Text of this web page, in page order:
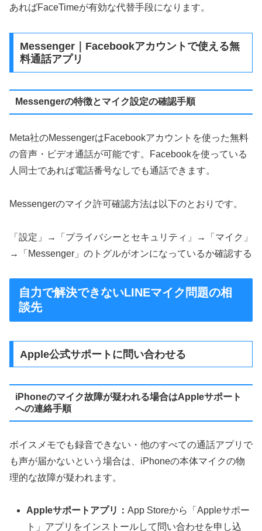
あればFaceTimeが有効な代替手段になります。
Messenger｜Facebookアカウントで使える無
料通話アプリ
Messengerの特徴とマイク設定の確認手順
Meta社のMessengerはFacebookアカウントを使った無料
の音声・ビデオ通話が可能です。Facebookを使っている
人同士であれば電話番号なしでも通話できます。
Messengerのマイク許可確認方法は以下のとおりです。
「設定」→「プライバシーとセキュリティ」→「マイク」
→「Messenger」のトグルがオンになっているか確認する
自力で解決できないLINEマイク問題の相
談先
Apple公式サポートに問い合わせる
iPhoneのマイク故障が疑われる場合はAppleサポート
への連絡手順
ボイスメモでも録音できない・他のすべての通話アプリで
も声が届かないという場合は、iPhoneの本体マイクの物
理的な故障が疑われます。
Appleサポートアプリ：App Storeから「Appleサポー
ト」アプリをインストールして問い合わせを申し込